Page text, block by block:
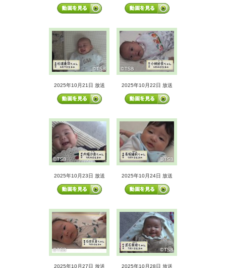
2025年10月21日 放送 2025年10月22日 放送
2025年10月23日 放送 2025年10月24日 放送
2025年10月27日 放送 2025年10月28日 放送